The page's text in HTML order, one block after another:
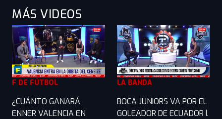
MÁS VIDEOS
F DE FÚTBOL
¿CUÁNTO GANARÁ
ENNER VALENCIA EN
LA BANDA
BOCA JUNIORS VA POR EL
GOLEADOR DE ECUADOR l